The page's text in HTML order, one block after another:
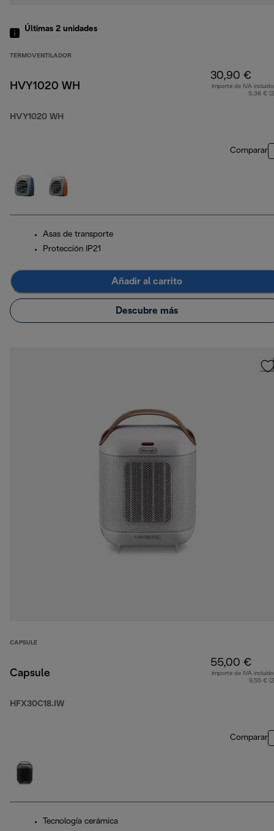
Últimas 2 unidades
TERMOVENTILADOR
HVY1020 WH
HVY1020 WH
30,90 €
Importe de IVA
5,36 €
Comparar
Asas de transporte
Protección IP21
Añadir al carrito
Descubre más
CAPSULE
Capsule
HFX30C18.IW
55,00 €
Importe de IVA
9,55 €
Comparar
Tecnología cerámica